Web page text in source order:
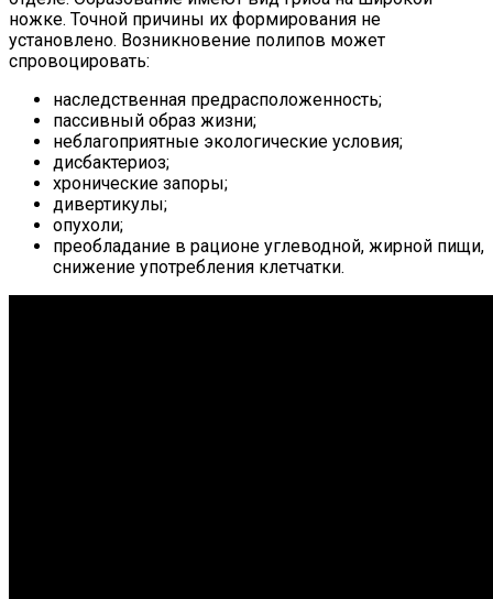
ножке. Точной причины их формирования не
установлено. Возникновение полипов может
спровоцировать:
наследственная предрасположенность;
пассивный образ жизни;
неблагоприятные экологические условия;
дисбактериоз;
хронические запоры;
дивертикулы;
опухоли;
преобладание в рационе углеводной, жирной пищи,
снижение употребления клетчатки.